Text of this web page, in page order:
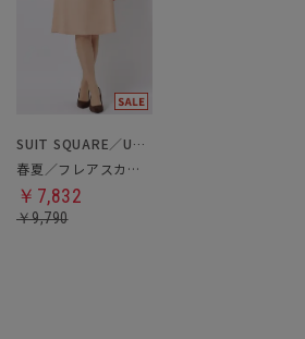
SUIT SQUARE／UNIVERSAL LANGUAGE／WHITE
春夏／フレアスカート
￥7,832
￥9,790